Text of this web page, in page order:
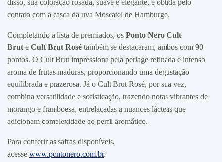
disso, sua coloração rosada, suave e elegante, é obtida pelo
contato com a casca da uva Moscatel de Hamburgo.
Completando a lista de premiados, os Ponto Nero Cult
Brut e Cult Brut Rosé também se destacaram, ambos com 90
pontos. O Cult Brut impressiona pela perlage refinada e intenso
aroma de frutas maduras, proporcionando uma degustação
equilibrada e prazerosa. Já o Cult Brut Rosé, por sua vez,
combina versatilidade e sofisticação, trazendo notas vibrantes de
morango e framboesa, entrelaçadas a nuances lácteas que
adicionam complexidade ao perfil aromático.
Para conferir as safras disponíveis,
acesse www.pontonero.com.br.